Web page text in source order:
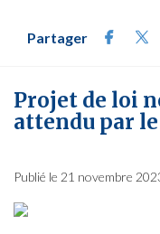
Partager
Projet de loi
attendu par
Publié le 21 novembre